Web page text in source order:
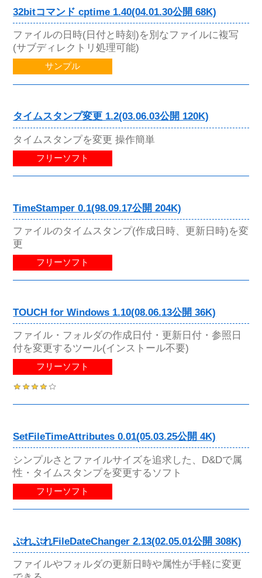
32bitコマンド cptime 1.40(04.01.30公開 68K)
ファイルの日時(日付と時刻)を別なファイルに複写
(サブディレクトリ処理可能)
サンプル
タイムスタンプ変更 1.2(03.06.03公開 120K)
タイムスタンプを変更 操作簡単
フリーソフト
TimeStamper 0.1(98.09.17公開 204K)
ファイルのタイムスタンプ(作成日時、更新日時)を変
更
フリーソフト
TOUCH for Windows 1.10(08.06.13公開 36K)
ファイル・フォルダの作成日付・更新日付・参照日
付を変更するツール(インストール不要)
フリーソフト
SetFileTimeAttributes 0.01(05.03.25公開 4K)
シンプルさとファイルサイズを追求した、D&Dで属
性・タイムスタンプを変更するソフト
フリーソフト
ぷれぷれFileDateChanger 2.13(02.05.01公開 308K)
ファイルやフォルダの更新日時や属性が手軽に変更